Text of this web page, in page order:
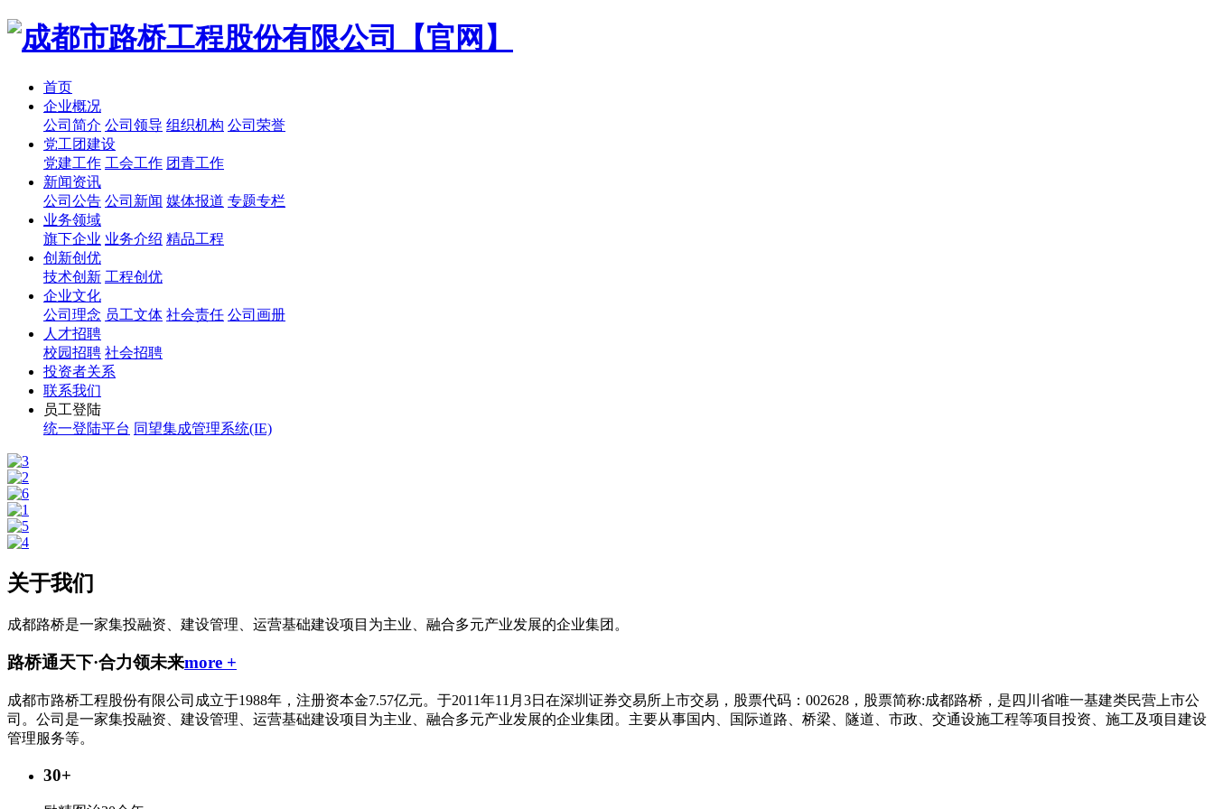
首页
企业概况
公司简介 公司领导 组织机构 公司荣誉
党工团建设
党建工作 工会工作 团青工作
新闻资讯
公司公告 公司新闻 媒体报道 专题专栏
业务领域
旗下企业 业务介绍 精品工程
创新创优
技术创新 工程创优
企业文化
公司理念 员工文体 社会责任 公司画册
人才招聘
校园招聘 社会招聘
投资者关系
联系我们
员工登陆
统一登陆平台 同望集成管理系统(IE)
关于我们
成都路桥是一家集投融资、建设管理、运营基础建设项目为主业、融合多元产业发展的企业集团。
路桥通天下·合力领未来more +
成都市路桥工程股份有限公司成立于1988年，注册资本金7.57亿元。于2011年11月3日在深圳证券交易所上市交易，股票代码：002628，股票简称:成都路桥，是四川省唯一基建类民营上市公
司。公司是一家集投融资、建设管理、运营基础建设项目为主业、融合多元产业发展的企业集团。主要从事国内、国际道路、桥梁、隧道、市政、交通设施工程等项目投资、施工及项目建设
管理服务等。
30+